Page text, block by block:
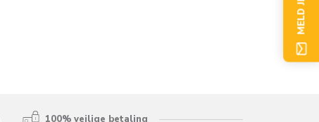
100% veilige betaling